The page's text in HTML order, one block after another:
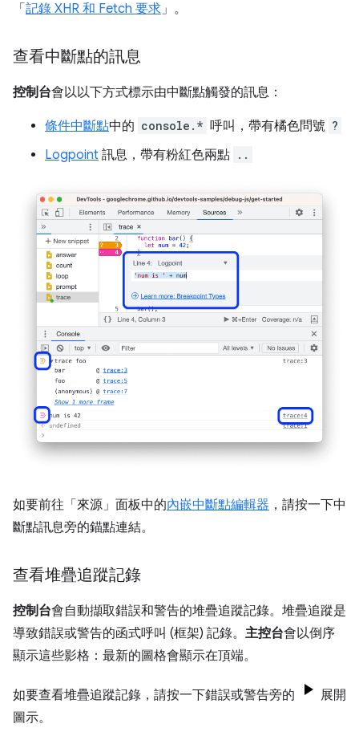
「 記錄 XHR 和 Fetch 要求」。
查看中斷點的訊息
控制台會以以下方式標示由中斷點觸發的訊息：
條件中斷點中的 console.* 呼叫，帶有橘色問號 ?
Logpoint 訊息，帶有粉紅色兩點 ..
如要前往「來源」 面板中的內嵌中斷點編輯器 ，請按一下中
斷點訊息旁的錨點連結。
查看堆疊追蹤記錄
控制台會自動擷取錯誤和警告的堆疊追蹤記錄。堆疊追蹤是
導致錯誤或警告的函式呼叫 (框架) 記錄。 主控台會以倒序
顯示這些影格：最新的圖格會顯示在頂端。
如要查看堆疊追蹤記錄，請按一下錯誤或警告旁的
展開
圖示。